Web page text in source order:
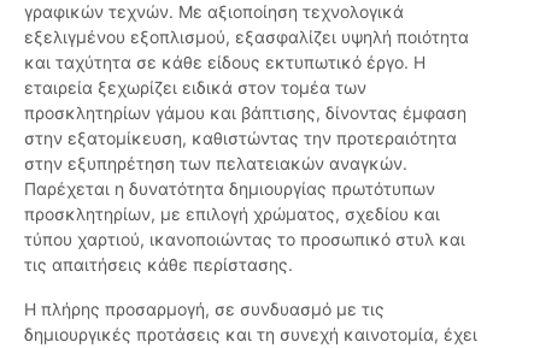
γραφικών τεχνών. Με αξιοποίηση τεχνολογικά
εξελιγμένου εξοπλισμού, εξασφαλίζει υψηλή ποιότητα
και ταχύτητα σε κάθε είδους εκτυπωτικό έργο. Η
εταιρεία ξεχωρίζει ειδικά στον τομέα των
προσκλητηρίων γάμου και βάπτισης, δίνοντας έμφαση
στην εξατομίκευση, καθιστώντας την προτεραιότητα
στην εξυπηρέτηση των πελατειακών αναγκών.
Παρέχεται η δυνατότητα δημιουργίας πρωτότυπων
προσκλητηρίων, με επιλογή χρώματος, σχεδίου και
τύπου χαρτιού, ικανοποιώντας το προσωπικό στυλ και
τις απαιτήσεις κάθε περίστασης.
Η πλήρης προσαρμογή, σε συνδυασμό με τις
δημιουργικές προτάσεις και τη συνεχή καινοτομία, έχει